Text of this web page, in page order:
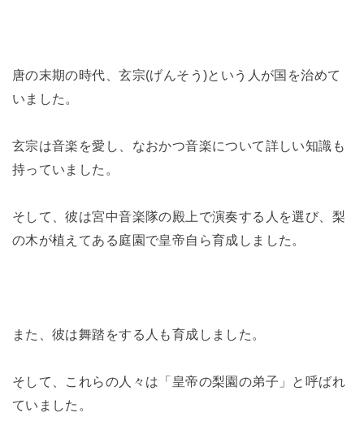
唐の末期の時代、玄宗(げんそう)という人が国を治めて
いました。
玄宗は音楽を愛し、なおかつ音楽について詳しい知識も
持っていました。
そして、彼は宮中音楽隊の殿上で演奏する人を選び、梨
の木が植えてある庭園で皇帝自ら育成しました。
また、彼は舞踏をする人も育成しました。
そして、これらの人々は「皇帝の梨園の弟子」と呼ばれ
ていました。